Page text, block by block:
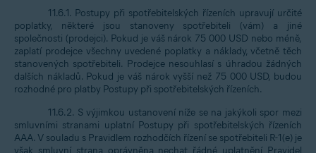
11.6.1. Postupy při spotřebitelských řízeních upravují určité
poplatky, některé jsou stanoveny spotřebiteli (vám) a jiné
společnosti (prodejci). Pokud je váš nárok 75 000 USD nebo méně,
zaplatí prodejce všechny uvedené poplatky a náklady, včetně těch
stanovených spotřebiteli. Prodejce nesouhlasí s úhradou žádných
dalších nákladů. Pokud je váš nárok vyšší než 75 000 USD, budou
rozhodné pro platby Postupy při spotřebitelských řízeních.
11.6.2. S výjimkou ustanovení níže se na jakýkoli spor mezi
smluvními stranami uplatní Postupy při spotřebitelských řízeních
AAA. V souladu s Pravidlem rozhodčích řízení se spotřebiteli R-1(e) je
však smluvní strana oprávněna nechat řádné uplatnění Pravidel